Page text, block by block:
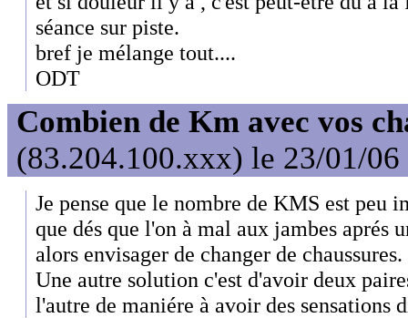
séance sur piste.
bref je mélange tout....
ODT
Combien de Km avec vos
(83.204.100.xxx) le 23/01/06
Je pense que le nombre de KMS est peu
que dés que l'on à mal aux jambes aprés
alors envisager de changer de chaussures.
Une autre solution c'est d'avoir deux
l'autre de maniére à avoir des sensations